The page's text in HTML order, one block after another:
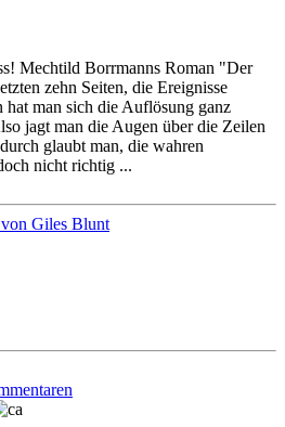
Mechtild Borrmanns Roman "Der
zehn Seiten, die Ereignisse
hat man sich die Auflösung ganz
jagt man die Augen über die Zeilen
glaubt man, die wahren
nicht richtig ...